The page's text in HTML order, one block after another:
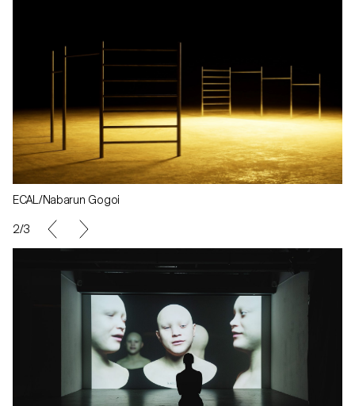
ECAL/Nabarun Gogoi
2/3